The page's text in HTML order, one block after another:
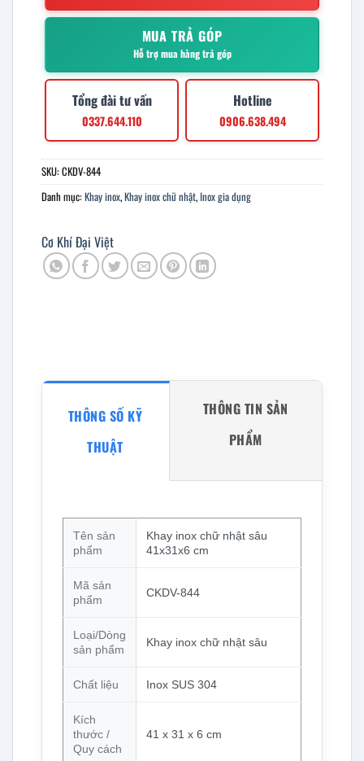
MUA TRẢ GÓP
Hỗ trợ mua hàng trả góp
Tổng đài tư vấn
0337.644.110
Hotline
0906.638.494
SKU:CKDV-844
Danh mục:Khay inox,Khay inox chữ nhật, Inox gia dụng
Cơ Khí Đại Việt
THÔNG SỐ KỸ
THUẬT
THÔNG TIN SẢN
PHẨM
Tên sản
phẩm
Khay inox chữ nhật sâu
41x31x6 cm
Mã sản
phẩm
CKDV-844
Loại/Dòng
sản phẩm
Khay inox chữ nhật sâu
Chất liệu Inox SUS 304
Kích
thước /
Quy cách
41 x 31 x 6 cm